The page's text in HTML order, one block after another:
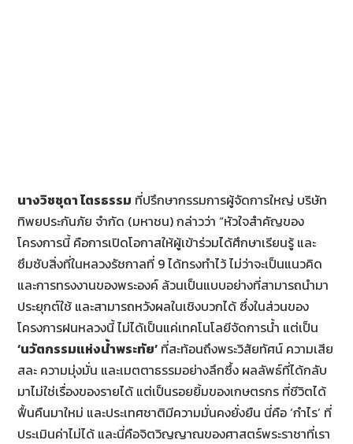
นางวิชชุดา ไตรธรรม ที่ปรึกษากรรมการผู้จัดการใหญ่ บริษัท
ทิพยประกันภัย จำกัด (มหาชน) กล่าวว่า “หัวใจสำคัญของ
โครงการนี้ คือการเปิดโอกาสให้ผู้เข้าร่วมได้ศึกษาเรียนรู้ และ
ซึมซับสิ่งที่ในหลวงรัชกาลที่ 9 ได้ทรงทำไว้ ไม่ว่าจะเป็นแนวคิด
และการทรงงานของพระองค์ ล้วนเป็นแบบอย่างที่สามารถนำมา
ประยุกต์ใช้ และสามารถหวังผลในเชิงบวกได้ ซึ่งในส่วนของ
โครงการฝนหลวงนี้ ไม่ได้เป็นแค่เทคโนโลยีจัดการน้ำ แต่เป็น
‘นวัตกรรมแห่งน้ำพระทัย’ ที่สะท้อนถึงพระวิสัยทัศน์ ความเสีย
สละ ความมุ่งมั่น และเมตตาธรรมอย่างลึกซึ้ง ผลลัพธ์ที่ได้กลับ
มาไม่ใช่เรื่องของรายได้ แต่เป็นรอยยิ้มของเกษตรกร ที่ชีวิตได้
ฟื้นคืนมาใหม่ และประเทศชาติมีความมั่นคงยั่งยืน นี่คือ ‘กำไร’ ที่
ประเมินค่าไม่ได้ และนี่คือจิตวิญญาณของศาสตร์พระราชาที่เรา